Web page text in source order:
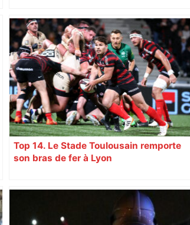
Lyon – Toulouse à suivre en direct, Aller
de Top 14 2025-2026 (20/12/2025) –
L'Équipe
Top 14. Le Stade Toulousain remporte
son bras de fer à Lyon